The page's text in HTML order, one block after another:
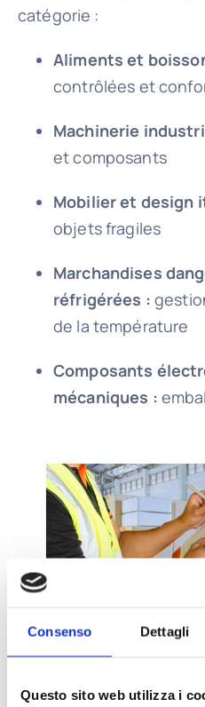
Consenso Dettagli
Questo sito web utilizza i
catégorie :
Aliments et
contrôlées et
Machinerie
et composants
Mobilier et design
objets fragiles
Marchandises
réfrigérées :
de la température
Composants
mécaniques :